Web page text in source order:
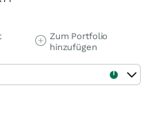
Zum Portfolio
hinzufügen